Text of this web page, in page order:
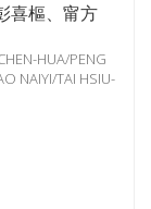
喜樞、甯方
HUA/PENG
NAIYI/TAI HSIU-